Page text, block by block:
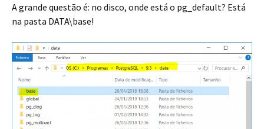
A grande questão é: no disco, onde está o pg_default? Está
na pasta DATA\base!